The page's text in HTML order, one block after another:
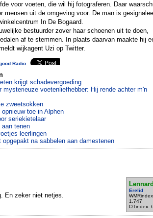
voor voeten, die wil hij fotograferen. Daar
mensen uit de omgeving voor. De man is
In De Bogaard.
bestuurder zover haar schoenen uit te doen,
af te stemmen. In plaats daarvan maakte hij
wijkagent Uzi op Twitter.
Radio
krijgt schadevergoeding
mysterieuze voetenliefhebber: Hij rende achter m'n
zweetsokken
toe in Alphen
seriekietelaar
aan tenen
leerlingen
na sabbelen aan damestenen
Erelid
1.747
OTindex:
En zeker niet netjes.